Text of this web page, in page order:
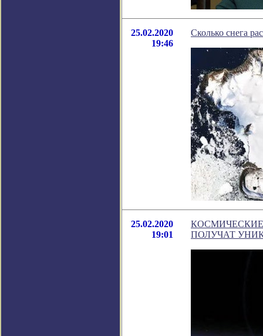
25.02.2020
19:46
Сколько снега
25.02.2020
19:01
ПОЛУЧАТ